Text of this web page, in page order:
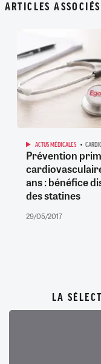
ARTICLES ASSOCIÉS
ACTUS MÉDICALES
Prévention
ans : bénéfice
des statines
29/05/2017
LA